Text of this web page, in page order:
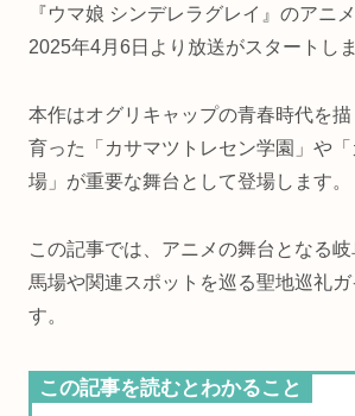
『ウマ娘 シンデレラグレイ』のアニ
2025年4月6日より放送がスタートしま
本作はオグリキャップの青春時代を
育った「カサマツトレセン学園」や
場」が重要な舞台として登場します。
この記事では、アニメの舞台となる
馬場や関連スポットを巡る聖地巡礼
す。
この記事を読むとわかること